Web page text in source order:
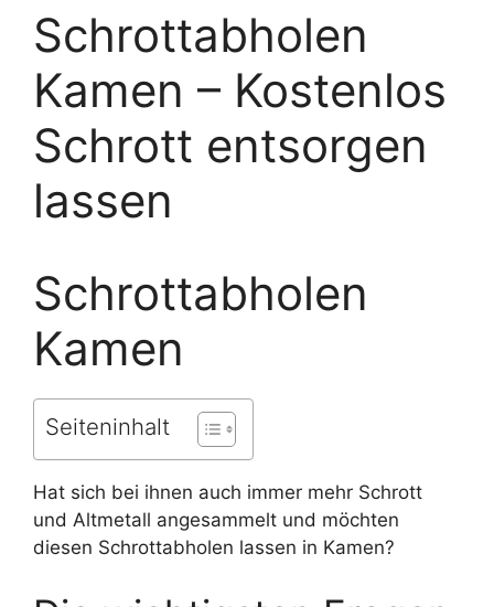
Schrottabholen
Kamen – Kostenlos
Schrott entsorgen
lassen
Schrottabholen
Kamen
Seiteninhalt
Hat sich bei ihnen auch immer mehr Schrott
und Altmetall angesammelt und möchten
diesen Schrottabholen lassen in Kamen?